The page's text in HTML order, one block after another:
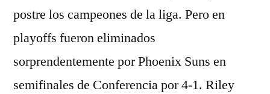
postre los campeones de la liga. Pero en
playoffs fueron eliminados
sorprendentemente por Phoenix Suns en
semifinales de Conferencia por 4-1. Riley